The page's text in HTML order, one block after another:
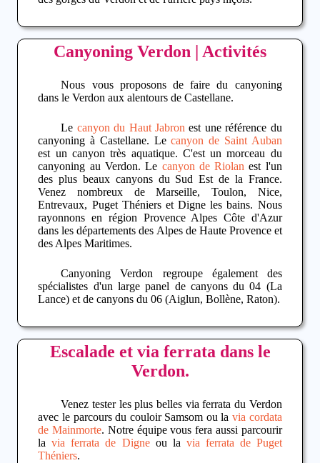
Canyoning Verdon | Activités
Nous vous proposons de faire du canyoning
dans le Verdon aux alentours de Castellane.
Le canyon du Haut Jabron est une référence du
canyoning à Castellane. Lecanyon de Saint Auban
est un canyon très aquatique. C'est un morceau du
canyoning au Verdon. Le canyon de Riolan est l'un
des plus beaux canyons du Sud Est de la France.
Venez nombreux deMarseille, Toulon, Nice,
Entrevaux, Puget ThéniersetDigne les bains. Nous
rayonnons en région Provence Alpes Côte d'Azur
dans les départements des Alpes de Haute Provenceet
desAlpes Maritimes.
Canyoning Verdon regroupe également des
spécialistes d'un large panel de canyons du 04 (La
Lance) et de canyons du 06 (Aiglun, Bollène, Raton).
Escalade et via ferrata dans le
Verdon.
Venez tester les plus belles via ferrata du Verdon
avec le parcours du couloir Samsom ou la via cordata
de Mainmorte. Notre équipe vous fera aussi parcourir
lavia ferrata de Digneou la via ferrata de Puget
Théniers.